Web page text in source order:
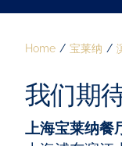
Home 宝莱纳
我们期
上海宝莱纳餐